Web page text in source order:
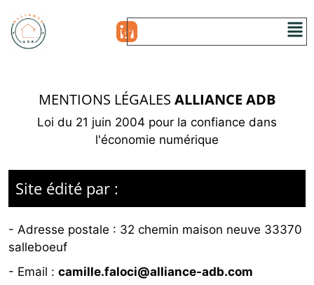
MENTIONS LÉGALES ALLIANCE ADB
Loi du 21 juin 2004 pour la confiance dans
l'économie numérique
Site édité par :
- Adresse postale : 32 chemin maison neuve 33370
salleboeuf
- Email : camille.faloci@alliance-adb.com